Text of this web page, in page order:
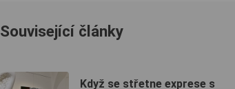
Související články
Když se střetne exprese s